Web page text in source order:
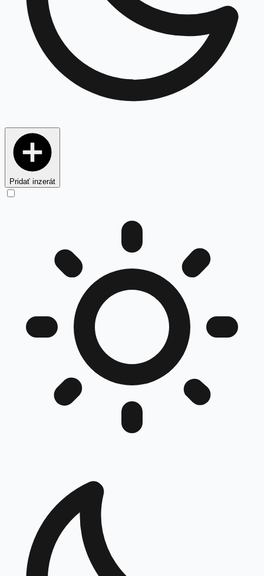
Pridať inzerát